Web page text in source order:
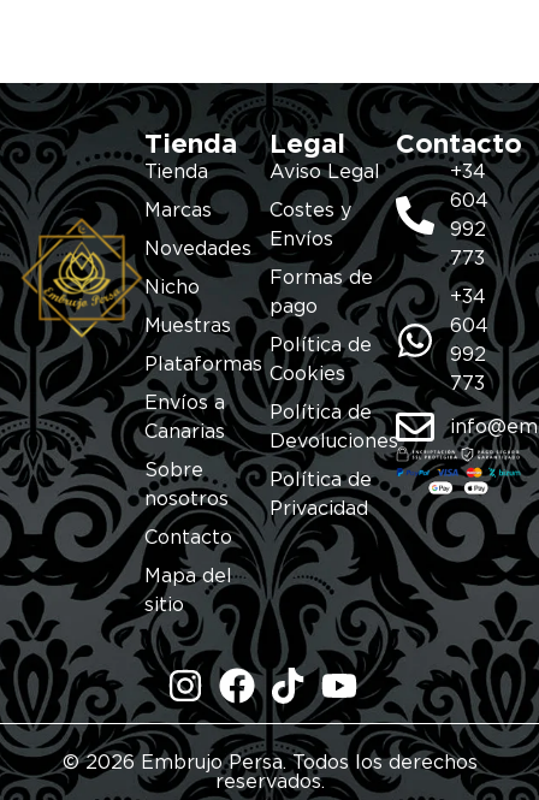
Tienda
Tienda
Marcas
Novedades
Nicho
Muestras
Plataformas
Envíos a
Canarias
Sobre
nosotros
Contacto
Mapa del
sitio
Legal
Aviso Legal
Costes y
Envíos
Formas de
pago
Política de
Cookies
Política de
Devoluciones
Política de
Privacidad
Contacto
+34
604
992
773
+34
604
992
773
© 2026 Embrujo Persa. Todos los derechos
reservados.